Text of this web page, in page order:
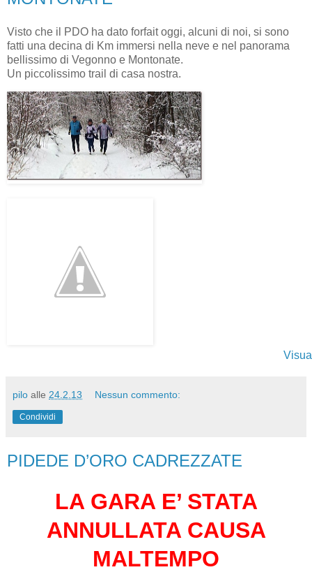
Visto che il PDO ha dato forfait oggi, alcuni di noi, si sono
fatti una decina di Km immersi nella neve e nel panorama
bellissimo di Vegonno e Montonate.
Un piccolissimo trail di casa nostra.
pilo alle 24.2.13 Nessun commento:
Condividi
PIDEDE D’ORO CADREZZATE
LA GARA E’ STATA
ANNULLATA CAUSA
MALTEMPO